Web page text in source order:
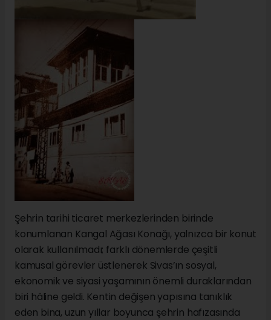
Şehrin tarihi ticaret merkezlerinden birinde
konumlanan Kangal Ağası Konağı, yalnızca bir konut
olarak kullanılmadı; farklı dönemlerde çeşitli
kamusal görevler üstlenerek Sivas’ın sosyal,
ekonomik ve siyasi yaşamının önemli duraklarından
biri hâline geldi. Kentin değişen yapısına tanıklık
eden bina, uzun yıllar boyunca şehrin hafızasında